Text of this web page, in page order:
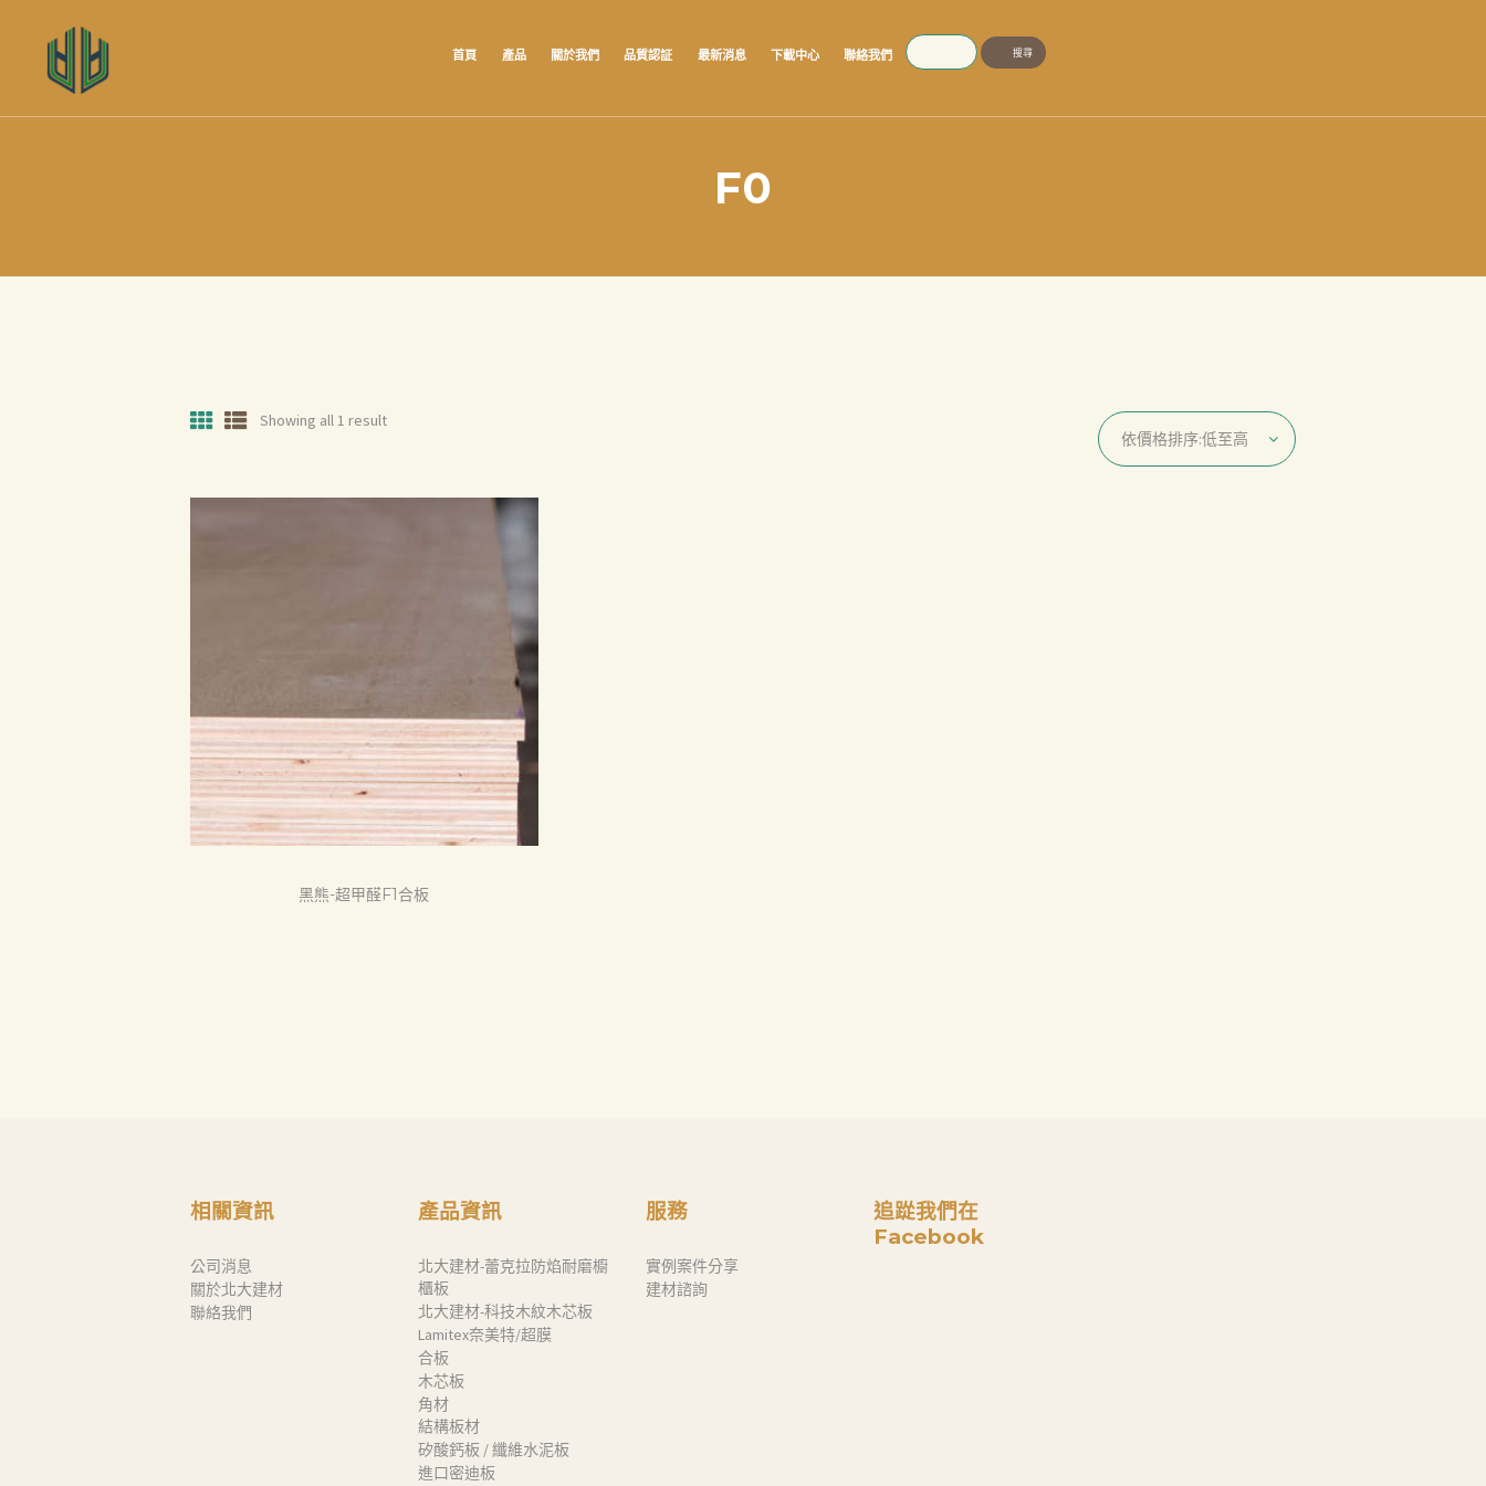
首頁 產品 關於我們 品質認証 最新消息 下載中心 聯絡我們
SEARCH
F0
Showing all 1 result
黑熊-超甲醛F1合板
相關資訊
公司消息
關於北大建材
聯絡我們
產品資訊
北大建材-蕾克拉防焰耐磨櫥
櫃板
北大建材-科技木紋木芯板
Lamitex奈美特/超膜
合板
木芯板
角材
結構板材
矽酸鈣板 / 纖維水泥板
進口密迪板
服務
實例案件分享
建材諮詢
追踨我們在
Facebook